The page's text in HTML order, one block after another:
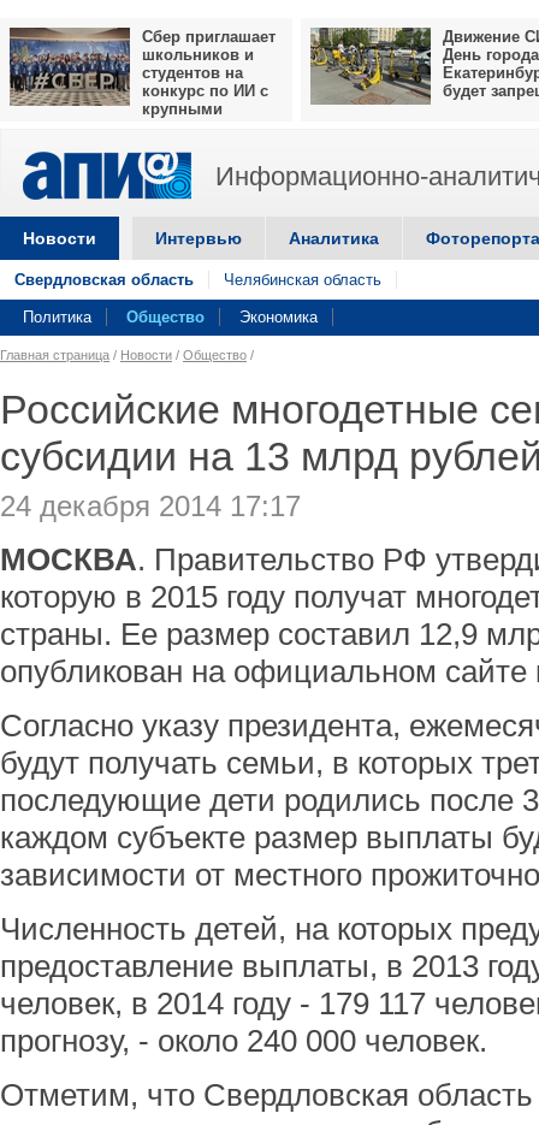
Сбер приглашает
школьников и
студентов на
конкурс по ИИ с
крупными
Движение
День города
будет
Информационно-
Новости Интервью Аналитика
Свердловская область Челябинская область
Политика Общество Экономика
Главная страница / Новости / Общество /
Российские многодетные
субсидии на 13 млрд
24 декабря 2014 17:17
МОСКВА. Правительство РФ
которую в 2015 году получат
страны. Ее размер составил 12,9
опубликован на официальном сайте
Согласно указу президента,
будут получать семьи, в которых
последующие дети родились после
каждом субъекте размер выплаты
зависимости от местного
Численность детей, на которых
предоставление выплаты, в 2013
человек, в 2014 году - 179 117
прогнозу, - около 240 000 человек.
Отметим, что Свердловская